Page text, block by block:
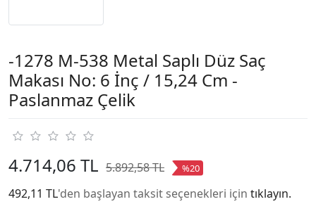
-1278 M-538 Metal Saplı Düz Saç
Makası No: 6 İnç / 15,24 Cm -
Paslanmaz Çelik
4.714,06 TL 5.892,58 TL %20
492,11 TL'den başlayan taksit seçenekleri için tıklayın.